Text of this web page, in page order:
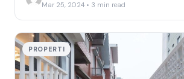
Mar 25, 2024 • 3 min read
PROPERTI